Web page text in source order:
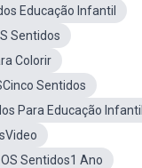
Educação Infantil
Sentidos
Colorir
Sentidos
Para Educação Infantil
Sentidos1 Ano